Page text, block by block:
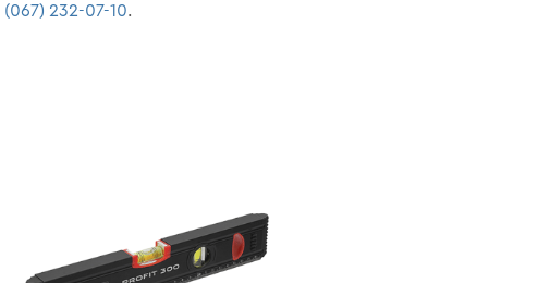
(067) 232-07-10.